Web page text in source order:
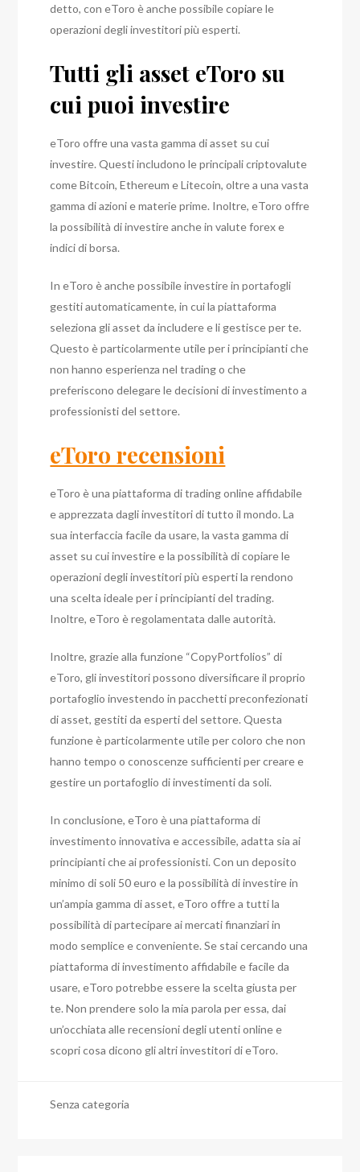
detto, con eToro è anche possibile copiare le
operazioni degli investitori più esperti.
Tutti gli asset eToro su
cui puoi investire
eToro offre una vasta gamma di asset su cui
investire. Questi includono le principali criptovalute
come Bitcoin, Ethereum e Litecoin, oltre a una vasta
gamma di azioni e materie prime. Inoltre, eToro offre
la possibilità di investire anche in valute forex e
indici di borsa.
In eToro è anche possibile investire in portafogli
gestiti automaticamente, in cui la piattaforma
seleziona gli asset da includere e li gestisce per te.
Questo è particolarmente utile per i principianti che
non hanno esperienza nel trading o che
preferiscono delegare le decisioni di investimento a
professionisti del settore.
eToro recensioni
eToro è una piattaforma di trading online affidabile
e apprezzata dagli investitori di tutto il mondo. La
sua interfaccia facile da usare, la vasta gamma di
asset su cui investire e la possibilità di copiare le
operazioni degli investitori più esperti la rendono
una scelta ideale per i principianti del trading.
Inoltre, eToro è regolamentata dalle autorità.
Inoltre, grazie alla funzione “CopyPortfolios” di
eToro, gli investitori possono diversificare il proprio
portafoglio investendo in pacchetti preconfezionati
di asset, gestiti da esperti del settore. Questa
funzione è particolarmente utile per coloro che non
hanno tempo o conoscenze sufficienti per creare e
gestire un portafoglio di investimenti da soli.
In conclusione, eToro è una piattaforma di
investimento innovativa e accessibile, adatta sia ai
principianti che ai professionisti. Con un deposito
minimo di soli 50 euro e la possibilità di investire in
un’ampia gamma di asset, eToro offre a tutti la
possibilità di partecipare ai mercati finanziari in
modo semplice e conveniente. Se stai cercando una
piattaforma di investimento affidabile e facile da
usare, eToro potrebbe essere la scelta giusta per
te. Non prendere solo la mia parola per essa, dai
un’occhiata alle recensioni degli utenti online e
scopri cosa dicono gli altri investitori di eToro.
Senza categoria